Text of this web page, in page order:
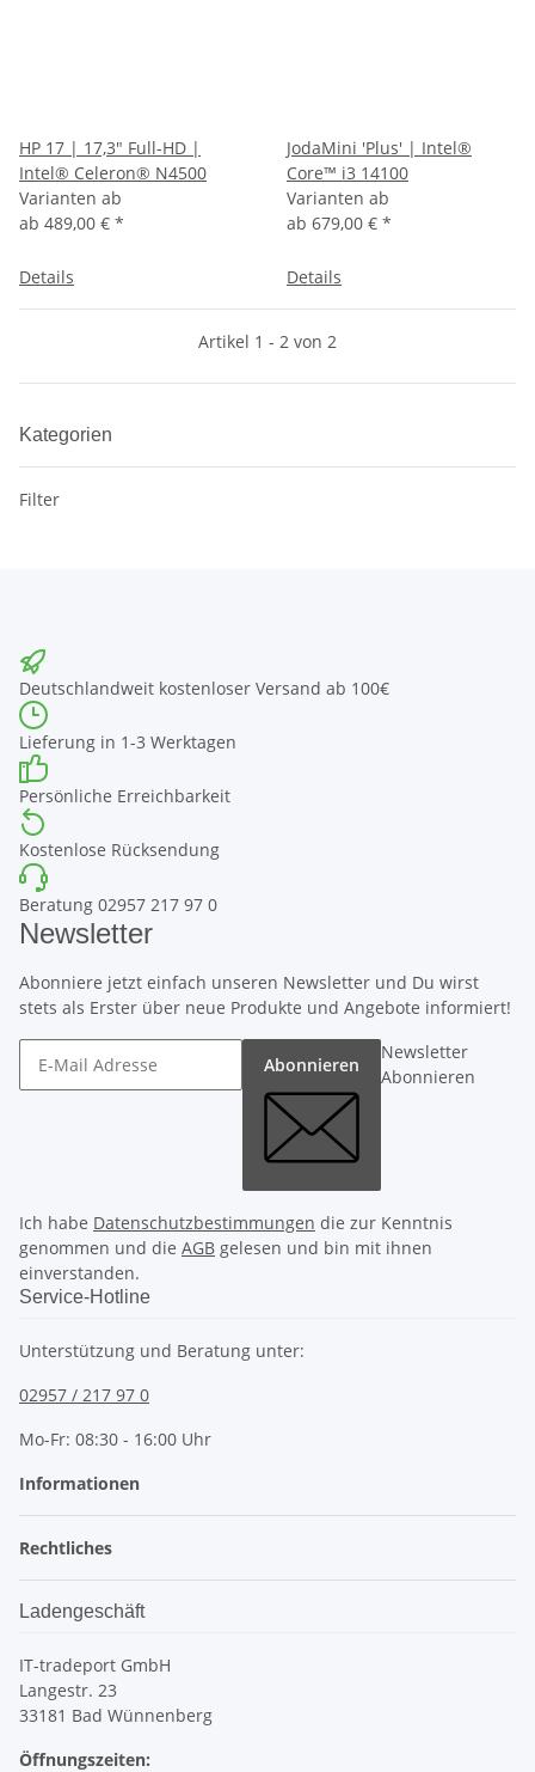
HP 17 | 17,3" Full-HD |
Intel® Celeron® N4500
Varianten ab
ab 489,00 € *
Details
JodaMini 'Plus' | Intel®
Core™ i3 14100
Varianten ab
ab 679,00 € *
Details
Artikel 1 - 2 von 2
Kategorien
Filter
Deutschlandweit kostenloser Versand ab 100€
Lieferung in 1-3 Werktagen
Persönliche Erreichbarkeit
Kostenlose Rücksendung
Beratung 02957 217 97 0
Newsletter
Abonniere jetzt einfach unseren Newsletter und Du wirst
stets als Erster über neue Produkte und Angebote informiert!
Abonnieren
Newsletter
Abonnieren
Ich habe Datenschutzbestimmungen die zur Kenntnis
genommen und die AGB gelesen und bin mit ihnen
einverstanden.
Service-Hotline
Unterstützung und Beratung unter:
02957 / 217 97 0
Mo-Fr: 08:30 - 16:00 Uhr
Informationen
Rechtliches
Ladengeschäft
IT-tradeport GmbH
Langestr. 23
33181 Bad Wünnenberg
Öffnungszeiten: